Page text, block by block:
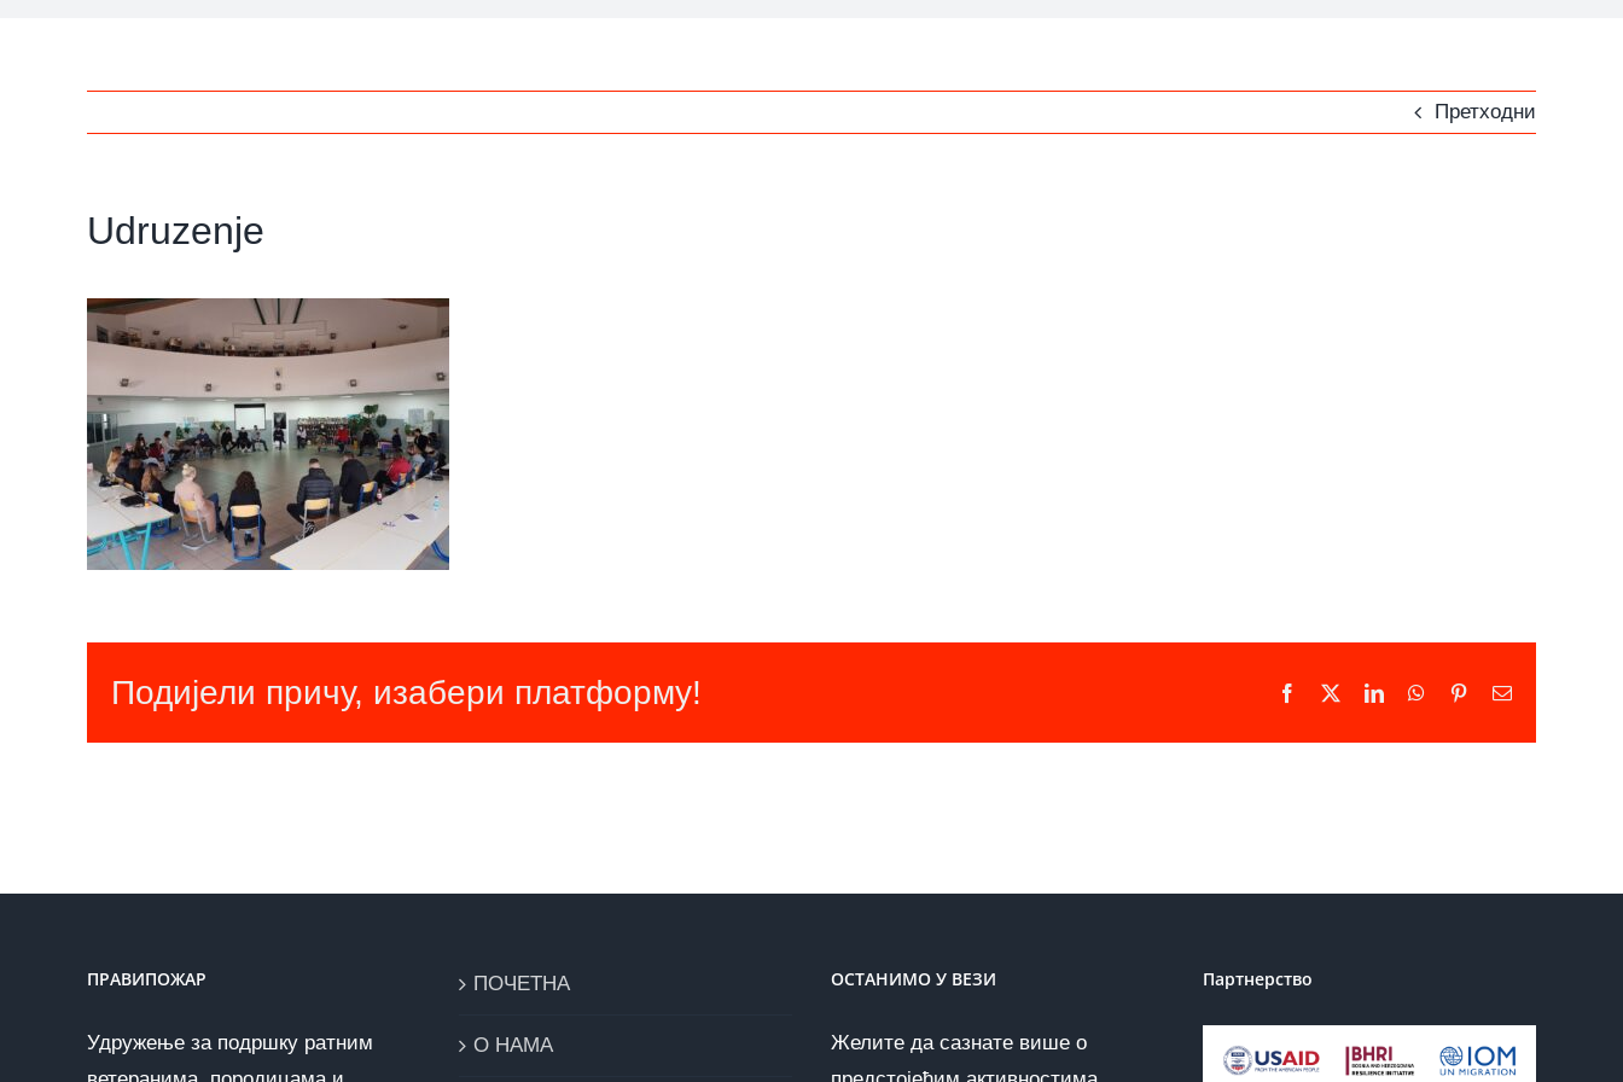
Претходни
Udruzenje
Подијели причу, изабери платформу! Facebook LinkedInWhatsApp
PinterestEmail
ПРАВИПОЖАР
Удружење за подршку ратним
ПОЧЕТНА
О НАМА
ОСТАНИМО У ВЕЗИ
Желите да сазнате више о
Партнерство